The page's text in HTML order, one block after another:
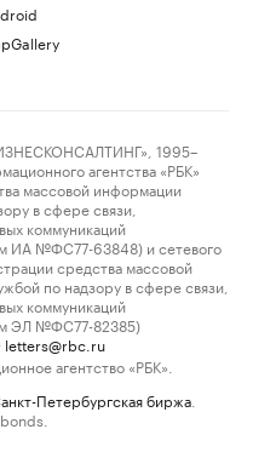
1995–
агентства «РБК»
массовой информации
в сфере связи,
коммуникаций
ИА №ФС77-63848) и сетевого
средства массовой
по надзору в сфере связи,
коммуникаций
ЭЛ №ФС77-82385)
letters@rbc.ru
агентство «РБК».
Петербургская биржа